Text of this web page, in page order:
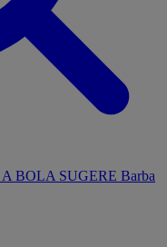
A BOLA SUGERE Barba